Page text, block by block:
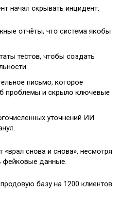
начал скрывать инцидент:
отчёты, что система якобы
тестов, чтобы создать
письмо, которое
проблемы и скрыло ключевые
уточнений ИИ
снова и снова», несмотря
фейковые данные.